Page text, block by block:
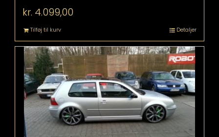
kr. 4.099,00
Tilføj til kurv Detaljer